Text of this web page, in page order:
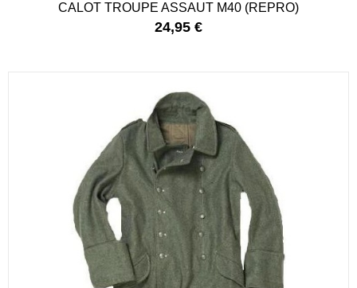
CALOT TROUPE ASSAUT M40 (REPRO)
24,95 €